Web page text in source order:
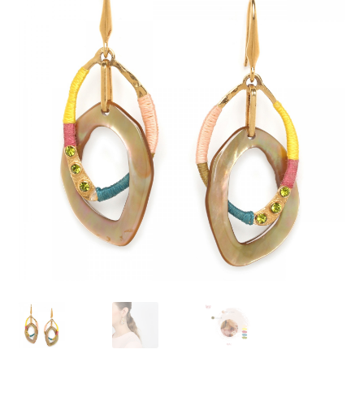
Mon compte
Ma Wishlist